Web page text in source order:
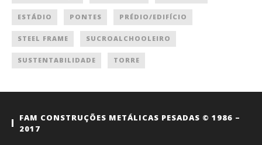
ESTÁDIO PONTES PRÉDIO/EDIFÍCIO
STEEL FRAME SUCROALCHOOLEIRO
SUSTENTABILIDADE TORRE
FAM CONSTRUÇÕES METÁLICAS PESADAS © 1986 –
2017